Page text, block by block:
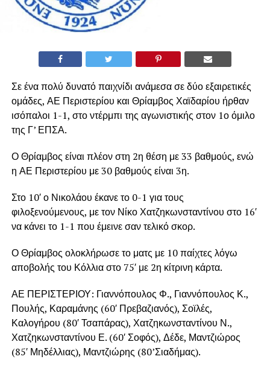
Σε ένα πολύ δυνατό παιχνίδι ανάμεσα σε δύο εξαιρετικές
ομάδες, ΑΕ Περιστερίου και Θρίαμβος Χαϊδαρίου ήρθαν
ισόπαλοι 1-1, στο ντέρμπι της αγωνιστικής στον 1ο όμιλο
της Γ’ ΕΠΣΑ.
Ο Θρίαμβος είναι πλέον στη 2η θέση με 33 βαθμούς, ενώ
η ΑΕ Περιστερίου με 30 βαθμούς είναι 3η.
Στο 10′ ο Νικολάου έκανε το 0-1 για τους
φιλοξενούμενους, με τον Νίκο Χατζηκωνσταντίνου στο 16′
να κάνει το 1-1 που έμεινε σαν τελικό σκορ.
Ο Θρίαμβος ολοκλήρωσε το ματς με 10 παίχτες λόγω
αποβολής του Κόλλια στο 75′ με 2η κίτρινη κάρτα.
ΑΕ ΠΕΡΙΣΤΕΡΙΟΥ: Γιαννόπουλος Φ., Γιαννόπουλος Κ.,
Πουλής, Καραμάνης (60′ Πρεβαζιανός), Σοϊλές,
Καλογήρου (80′ Τσαπάρας), Χατζηκωνσταντίνου Ν.,
Χατζηκωνσταντίνου Ε. (60′ Σοφός), Δέδε, Μαντζιώρος
(85′ Μηδέλλιας), Μαντζιώρης (80’Σιαδήμας).